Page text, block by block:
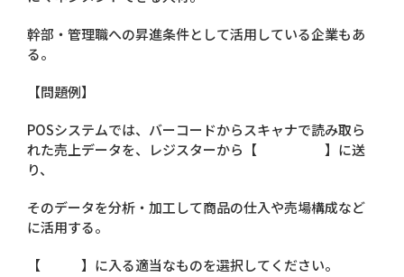
幹部・管理職への昇進条件として活用している企業もあ
る。
【問題例】
POSシステムでは、バーコードからスキャナで読み取ら
れた売上データを、レジスターから【 】に送
り、
そのデータを分析・加工して商品の仕入や売場構成など
に活用する。
【 】に入る適当なものを選択してください。